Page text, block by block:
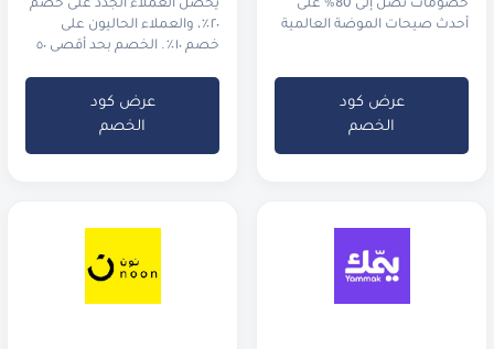
خصومات تصل إلى 80% على
أحدث صيحات الموضة العالمية
عرض كود
الخصم
يحصل العملاء الجدد على خصم
٢٠٪، والعملاء الحاليون على
خصم ١٠٪. الخصم بحد أقصى ٥٠
عرض كود
الخصم